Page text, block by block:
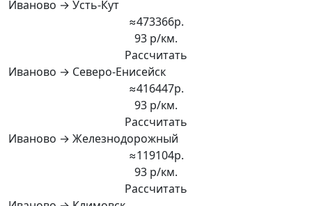
Иваново → Усть-Кут
≈473366р.
93 р/км.
Рассчитать
Иваново → Северо-Енисейск
≈416447р.
93 р/км.
Рассчитать
Иваново → Железнодорожный
≈119104р.
93 р/км.
Рассчитать